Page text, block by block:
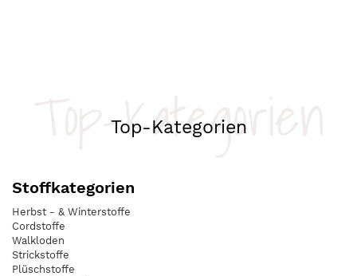
Top-Kategorien
Top-Kategorien
Stoffkategorien
Herbst - & Winterstoffe
Cordstoffe
Walkloden
Strickstoffe
Plüschstoffe